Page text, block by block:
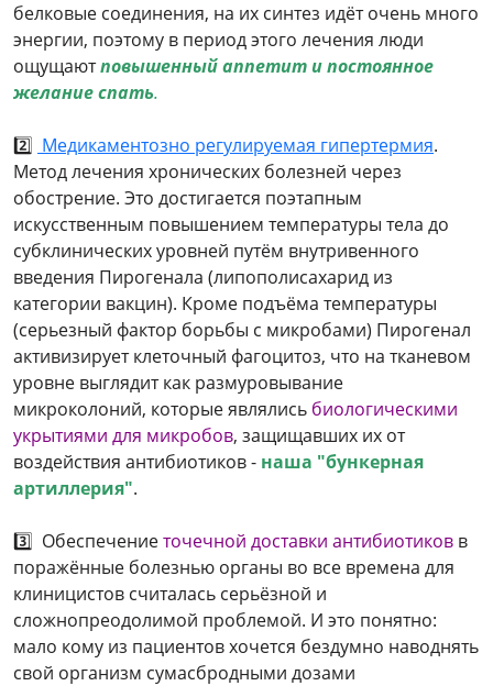
белковые соединения, на их синтез идёт очень много
энергии, поэтому в период этого лечения люди
ощущаютповышенный аппетит и постоянное
желание спать.
2️⃣ Медикаментозно регулируемая гипертермия.
Метод лечения хронических болезней через
обострение. Это достигается поэтапным
искусственным повышением температуры тела до
субклинических уровней путём внутривенного
введения Пирогенала (липополисахарид из
категории вакцин). Кроме подъёма температуры
(серьезный фактор борьбы с микробами) Пирогенал
активизирует клеточный фагоцитоз, что на тканевом
уровне выглядит как размуровывание
микроколоний, которые являлись биологическими
укрытиями для микробов, защищавших их от
воздействия антибиотиков - наша "бункерная
артиллерия".
3️⃣ Обеспечениеточечной доставки антибиотиков в
поражённые болезнью органы во все времена для
клиницистов считалась серьёзной и
сложнопреодолимой проблемой. И это понятно:
мало кому из пациентов хочется бездумно наводнять
свой организм сумасбродными дозами